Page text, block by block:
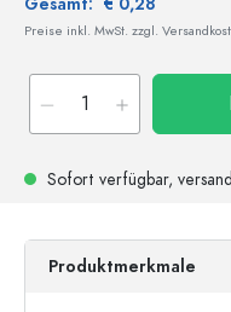
Preise inkl. MwSt. zzgl.
Sofort verfügbar,
Produktmerkmale